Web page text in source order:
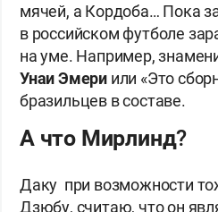
мячей, а Кордоба… Пока
в российском футболе
на уме. Например,
Унаи Эмери или «Это
бразильцев в составе.
А что Мирлинд?
Даку при возможности
Дзюбу, считаю, что он